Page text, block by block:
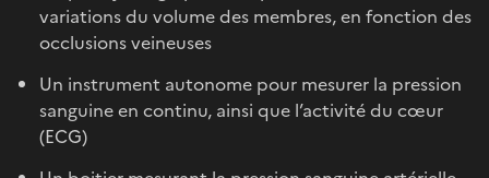
variations du volume des membres, en fonction des
occlusions veineuses
Un instrument autonome pour mesurer la pression
sanguine en continu, ainsi que l’activité du cœur
(ECG)